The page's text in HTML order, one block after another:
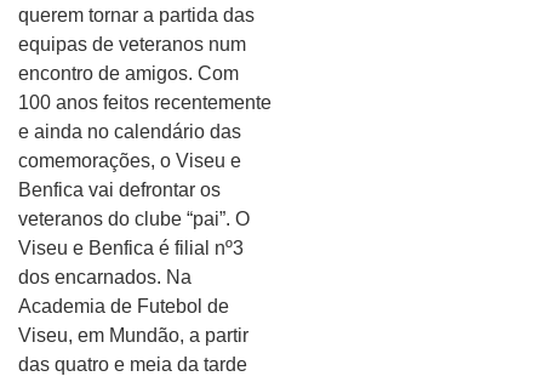
querem tornar a partida das
equipas de veteranos num
encontro de amigos. Com
100 anos feitos recentemente
e ainda no calendário das
comemorações, o Viseu e
Benfica vai defrontar os
veteranos do clube “pai”. O
Viseu e Benfica é filial nº3
dos encarnados. Na
Academia de Futebol de
Viseu, em Mundão, a partir
das quatro e meia da tarde